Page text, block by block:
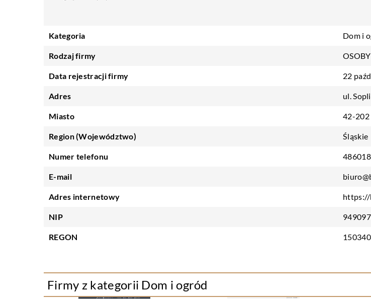
Kategoria Dom i
Rodzaj firmy
Data rejestracji firmy 22
Adres ul.
Miasto 42-202
Region (Województwo) Śląskie
Numer telefonu
E-mail
Adres internetowy https://
NIP
REGON
Firmy z kategorii Dom i ogród